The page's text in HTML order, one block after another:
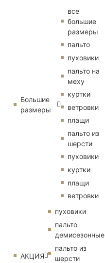
Большие
размеры
все
большие
размеры
пальто
пуховики
пальто на
меху
куртки
ветровки
плащи
пальто из
шерсти
пуховики
куртки
плащи
ветровки
АКЦИЯ
пуховики
пальто
демисезонные
пальто из
шерсти